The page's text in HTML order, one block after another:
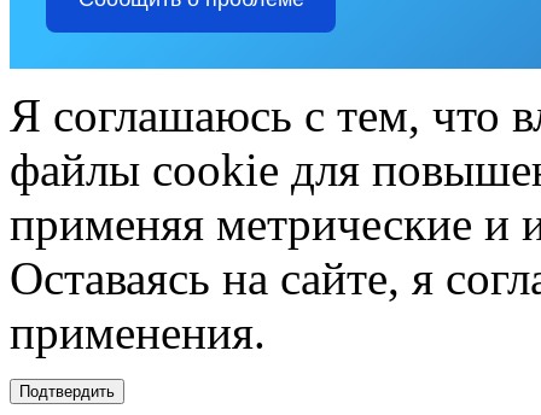
Я соглашаюсь с тем, что
файлы cookie для
применяя метрические и
Оставаясь на сайте, я
применения.
Подтвердить